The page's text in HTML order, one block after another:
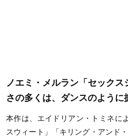
ノエミ・メルラン「セック
さの多くは、ダンスのように
本作は、エイドリアン・トミネに
スウィート」「キリング・アンド